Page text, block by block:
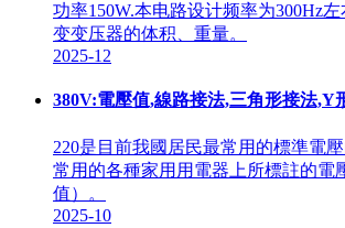
功率150W.本电路设计频率为300Hz
变变压器的体积、重量。
2025-12
380V:電壓值,線路接法,三角形接法
220是目前我國居民最常用的標準電
常用的各種家用用電器上所標註的電
值）。
2025-10